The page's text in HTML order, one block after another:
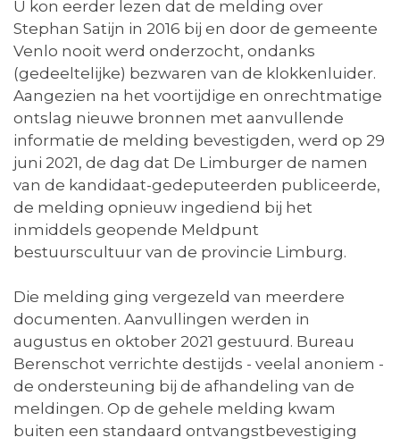
U kon eerder lezen dat de melding over
Stephan Satijn in 2016 bij en door de gemeente
Venlo nooit werd onderzocht, ondanks
(gedeeltelijke) bezwaren van de klokkenluider.
Aangezien na het voortijdige en onrechtmatige
ontslag nieuwe bronnen met aanvullende
informatie de melding bevestigden, werd op 29
juni 2021, de dag dat De Limburger de namen
van de kandidaat-gedeputeerden publiceerde,
de melding opnieuw ingediend bij het
inmiddels geopende Meldpunt
bestuurscultuur van de provincie Limburg.
Die melding ging vergezeld van meerdere
documenten. Aanvullingen werden in
augustus en oktober 2021 gestuurd. Bureau
Berenschot verrichte destijds - veelal anoniem -
de ondersteuning bij de afhandeling van de
meldingen. Op de gehele melding kwam
buiten een standaard ontvangstbevestiging